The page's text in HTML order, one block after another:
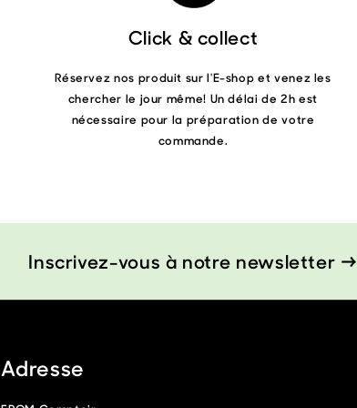
Click & collect
Réservez nos produit sur l'E-shop et venez les
chercher le jour même! Un délai de 2h est
nécessaire pour la préparation de votre
commande.
Inscrivez-vous à notre newsletter →
Adresse